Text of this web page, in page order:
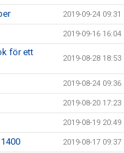
2019-09-24 09:31
2019-09-16 16:04
för ett
2019-08-28 18:53
2019-08-24 09:36
2019-08-20 17:23
2019-08-19 20:49
2019-08-17 09:37